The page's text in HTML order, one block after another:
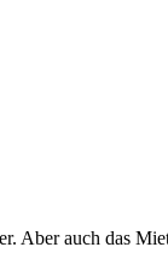
Aber auch das